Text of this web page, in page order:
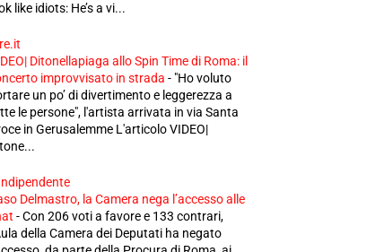
like idiots: He’s a vi...
Ditonellapiaga allo Spin Time di Roma: il
improvvisato in strada - "Ho voluto
un po’ di divertimento e leggerezza a
le persone", l'artista arrivata in via Santa
in Gerusalemme L'articolo VIDEO|
Delmastro, la Camera nega l’accesso alle
-Con 206 voti a favore e 133 contrari,
della Camera dei Deputati ha negato